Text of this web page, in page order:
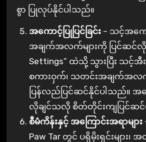
စွာ ပြုလုပ်နိုင်ပါသည်။
အကောင့်ပြုပြင်ခြင်း – သင့်အက
အချက်အလက်များကို ပြင်ဆင်လို
Settings” ထဲသို့ သွားပြီး သင့်အီ
စကားဝှက်၊ သတင်းအချက်အလ
ပြန်လည်ပြင်ဆင်နိုင်ပါသည်။
လိုချင်သလို စိတ်တိုင်းကျပြင်ဆင်
စီမံကိန်းနှင့် အကြောင်းအရာများ
Paw Tar တွင် ပရိုမိုးရှင်းများ၊